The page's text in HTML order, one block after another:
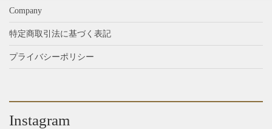
Company
特定商取引法に基づく表記
プライバシーポリシー
Instagram